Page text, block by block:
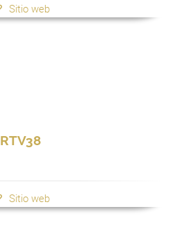
Sitio web
RTV38
Sitio web